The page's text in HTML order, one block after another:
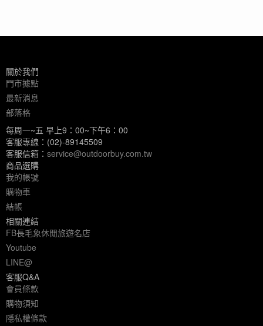
關於我們
門市據點
最新消息
部落格
每周一~五 早上9：00~下午6：00
客服專線：(02)-89145509
客服信箱： service@outdoorbuy.com.tw
商品選購
我的帳號
購物車
結帳
相關連結
FB長毛象休閒旅遊名店
Youtube
LINE@
客服Q&A
會員條款
購物須知
隱私權條款